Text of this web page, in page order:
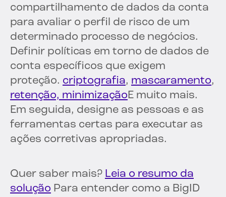
compartilhamento de dados da conta
para avaliar o perfil de risco de um
determinado processo de negócios.
Definir políticas em torno de dados de
conta específicos que exigem
proteção. criptografia, mascaramento,
retenção, minimizaçãoE muito mais.
Em seguida, designe as pessoas e as
ferramentas certas para executar as
ações corretivas apropriadas.
Quer saber mais? Leia o resumo da
solução Para entender como a BigID